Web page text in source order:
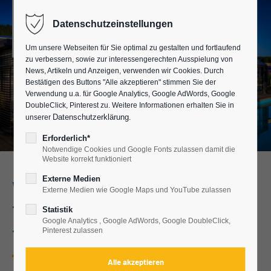
Wintergärten und
Terrassenüberdachungen in
Triptis
Datenschutzeinstellungen
Um unsere Webseiten für Sie optimal zu gestalten und fortlaufend
zu verbessern, sowie zur interessengerechten Ausspielung von
News, Artikeln und Anzeigen, verwenden wir Cookies. Durch
Bestätigen des Buttons "Alle akzeptieren" stimmen Sie der
Verwendung u.a. für Google Analytics, Google AdWords, Google
DoubleClick, Pinterest zu. Weitere Informationen erhalten Sie in
unserer Datenschutzerklärung.
Erforderlich*
Notwendige Cookies und Google Fonts zulassen damit die
Website korrekt funktioniert
Externe Medien
Externe Medien wie Google Maps und YouTube zulassen
Statistik
Google Analytics , Google AdWords, Google DoubleClick,
Pinterest zulassen